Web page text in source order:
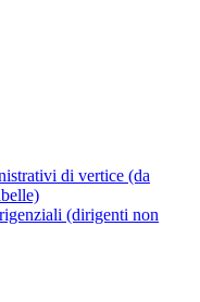
di vertice (da
(dirigenti non